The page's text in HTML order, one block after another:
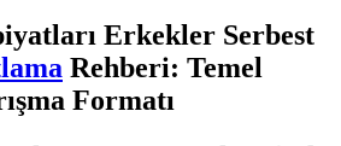
Erkekler Serbest
Rehberi: Temel
Formatı